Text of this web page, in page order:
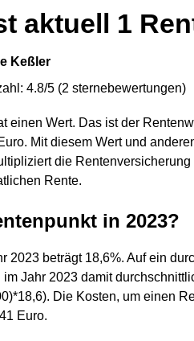
aktuell 1
Keßler
4.8/5 (2 sternebewertungen)
einen Wert. Das ist der
Mit diesem Wert und
die
Rente.
in 2023?
2023 beträgt 18,6%. Auf ein
Jahr 2023 damit
Die Kosten, um einen
Euro.